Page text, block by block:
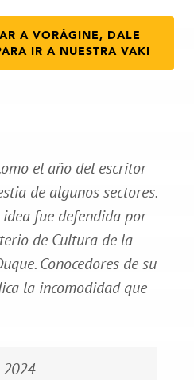
A VORÁGINE, DALE
IR A NUESTRA VAKI
el año del escritor
de algunos sectores.
idea fue defendida por
de Cultura de la
Conocedores de su
la incomodidad que